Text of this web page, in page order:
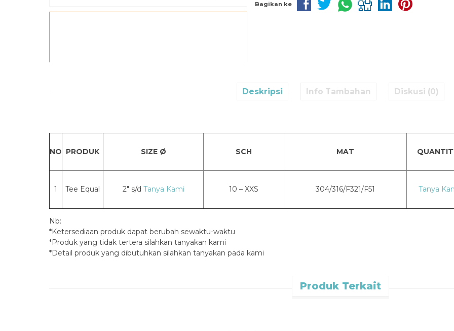
Bagikan ke
Deskripsi Info Tambahan Diskusi (0)
NO PRODUK SIZE Ø SCH MAT
1 Tee Equal 2″ s/d Tanya Kami 10 – XXS 304/316/F321/F51 Tanya
Nb:
*Ketersediaan produk dapat berubah sewaktu-waktu
*Produk yang tidak tertera silahkan tanyakan kami
*Detail produk yang dibutuhkan silahkan tanyakan pada kami
Produk Terkait